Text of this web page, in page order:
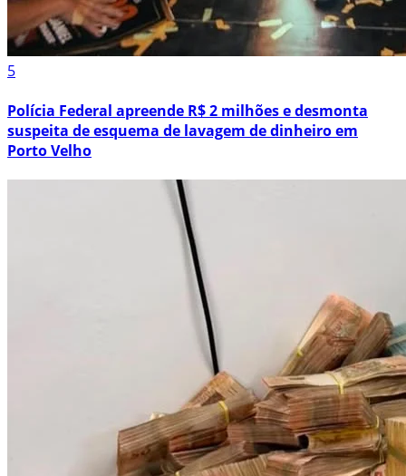
5
Polícia Federal apreende R$ 2 milhões e desmonta
suspeita de esquema de lavagem de dinheiro em
Porto Velho